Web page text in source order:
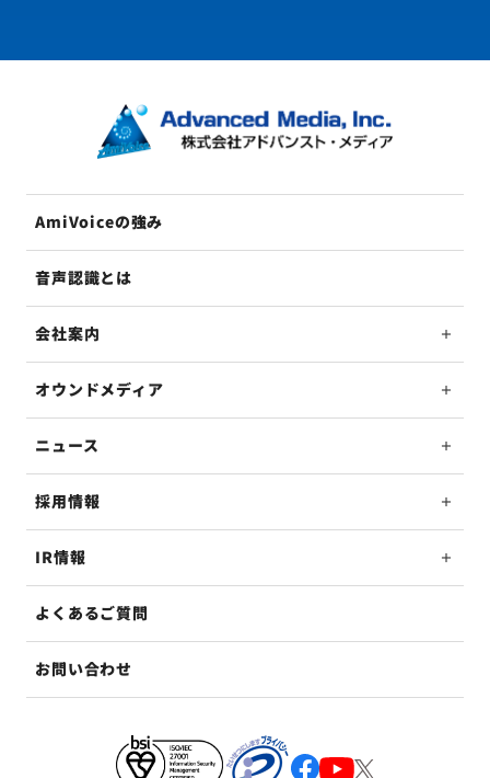
AmiVoiceの強み
音声認識とは
会社案内
オウンドメディア
ニュース
採用情報
IR情報
よくあるご質問
お問い合わせ